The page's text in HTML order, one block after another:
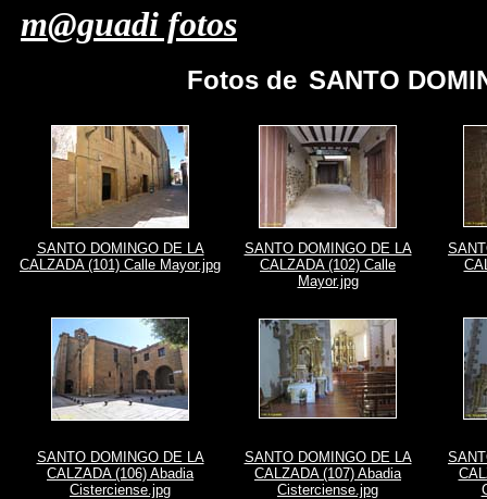
m@guadi fotos
Fotos de SANTO
SANTO DOMINGO DE LA
CALZADA (101) Calle Mayor.jpg
SANTO DOMINGO DE LA
CALZADA (102) Calle
Mayor.jpg
SANTO DOMINGO DE LA
CALZADA (106) Abadia
Cisterciense.jpg
SANTO DOMINGO DE LA
CALZADA (107) Abadia
Cisterciense.jpg